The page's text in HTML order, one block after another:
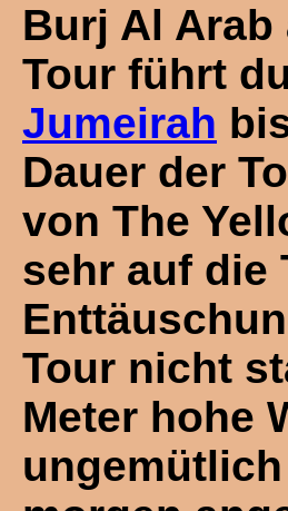
Burj Al Arab
Tour führt
Jumeirah
Dauer der
von The
sehr auf die
Tour nicht
Meter hohe